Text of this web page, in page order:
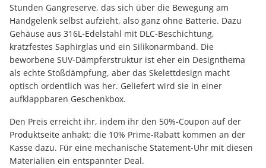
Stunden Gangreserve, das sich über die Bewegung am
Handgelenk selbst aufzieht, also ganz ohne Batterie. Dazu
Gehäuse aus 316L-Edelstahl mit DLC-Beschichtung,
kratzfestes Saphirglas und ein Silikonarmband. Die
beworbene SUV-Dämpferstruktur ist eher ein Designthema
als echte Stoßdämpfung, aber das Skelettdesign macht
optisch ordentlich was her. Geliefert wird sie in einer
aufklappbaren Geschenkbox.
Den Preis erreicht ihr, indem ihr den 50%-Coupon auf der
Produktseite anhakt; die 10% Prime-Rabatt kommen an der
Kasse dazu. Für eine mechanische Statement-Uhr mit diesen
Materialien ein entspannter Deal.